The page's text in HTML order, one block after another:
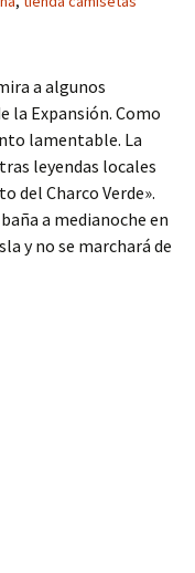
a algunos
la Expansión. Como
lamentable. La
leyendas locales
del Charco Verde».
a medianoche en
y no se marchará de